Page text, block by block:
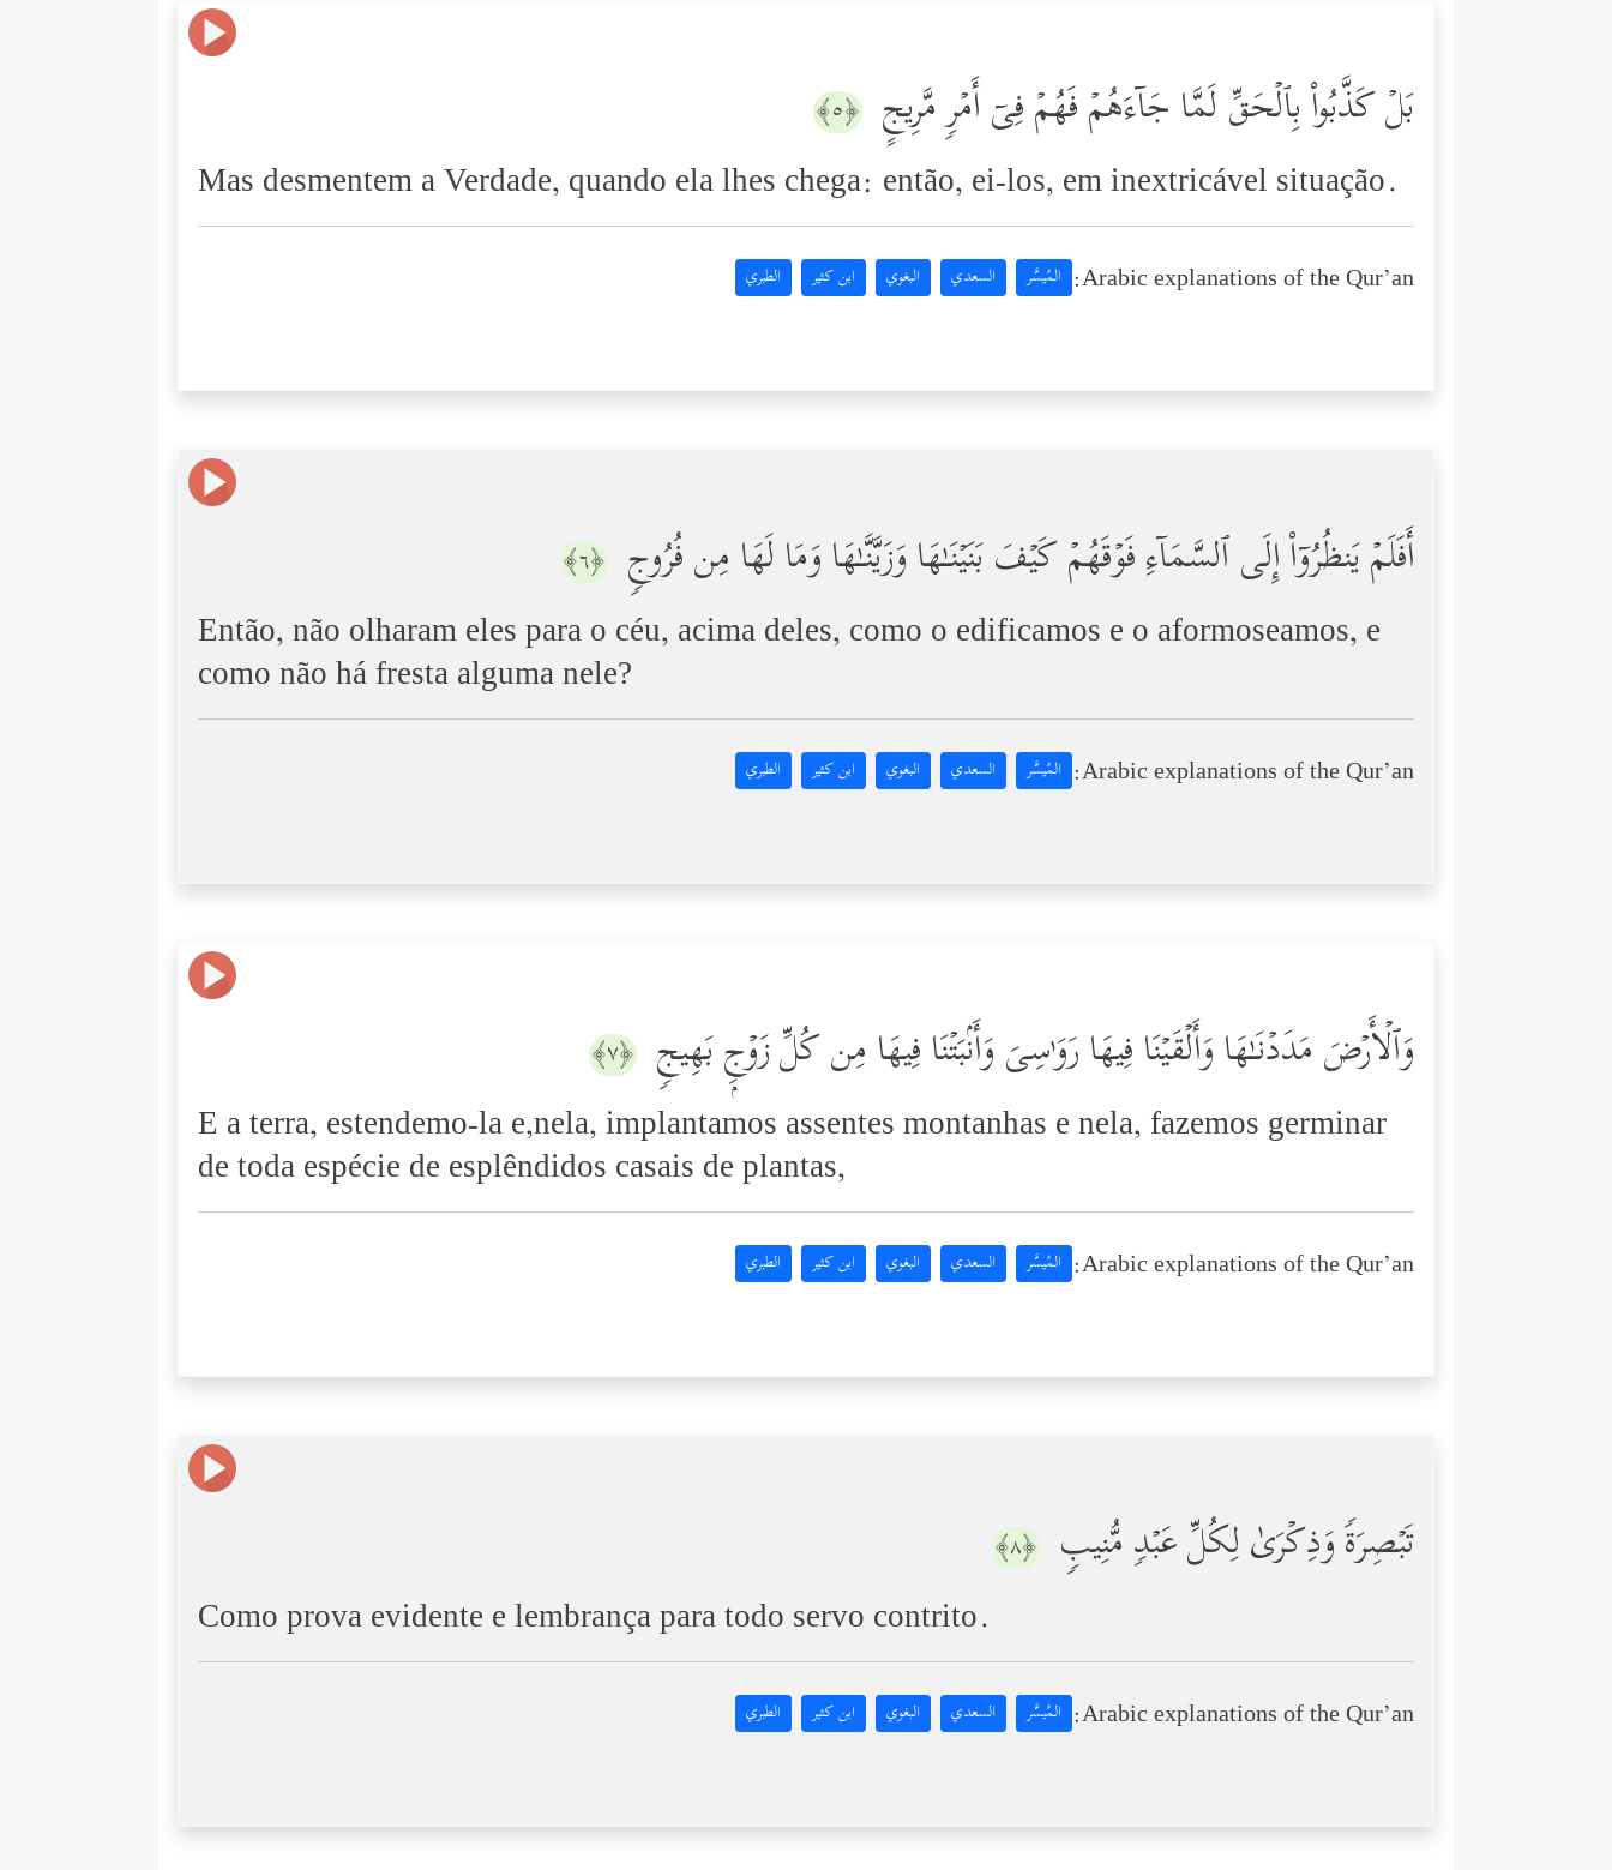
بَلۡ كَذَّبُواْ بِٱلۡحَقِّ لَمَّا جَاۤءَهُمۡ فَهُمۡ فِیۤ أَمۡرࣲ مَّرِیجٍ ﴿٥﴾
Mas desmentem a Verdade, quando ela lhes chega: então, ei-los, em inextricável situação.
Arabic explanations of the Qur’an: المُيسَّر السعدي البغوي ابن كثير الطبري
أَفَلَمۡ یَنظُرُوۤاْ إِلَى ٱلسَّمَاۤءِ فَوۡقَهُمۡ كَیۡفَ بَنَیۡنَـٰهَا وَزَیَّنَّـٰهَا وَمَا لَهَا مِن فُرُوجࣲ ﴿٦﴾
Então, não olharam eles para o céu, acima deles, como o edificamos e o aformoseamos, e
como não há fresta alguma nele?
Arabic explanations of the Qur’an: المُيسَّر السعدي البغوي ابن كثير الطبري
وَٱلۡأَرۡضَ مَدَدۡنَـٰهَا وَأَلۡقَیۡنَا فِیهَا رَوَ ٰ⁠سِیَ وَأَنۢبَتۡنَا فِیهَا مِن كُلِّ زَوۡجِۭ بَهِیجࣲ ﴿٧﴾
E a terra, estendemo-la e,nela, implantamos assentes montanhas e nela, fazemos germinar
de toda espécie de esplêndidos casais de plantas,
Arabic explanations of the Qur’an: المُيسَّر السعدي البغوي ابن كثير الطبري
تَبۡصِرَةࣰ وَذِكۡرَىٰ لِكُلِّ عَبۡدࣲ مُّنِیبࣲ ﴿٨﴾
Como prova evidente e lembrança para todo servo contrito.
Arabic explanations of the Qur’an: المُيسَّر السعدي البغوي ابن كثير الطبري